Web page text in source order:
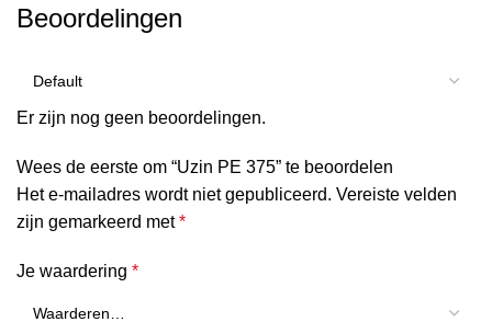
Beoordelingen
Er zijn nog geen beoordelingen.
Wees de eerste om “Uzin PE 375” te beoordelen
Het e-mailadres wordt niet gepubliceerd. Vereiste velden
zijn gemarkeerd met*
Je waardering *